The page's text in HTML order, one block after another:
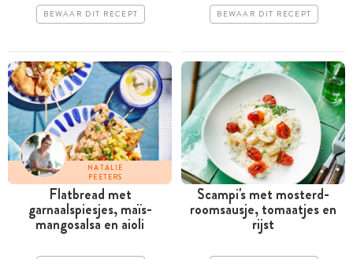
BEWAAR DIT RECEPT BEWAAR DIT RECEPT
NATALIE
PEETERS
Flatbread met
garnaalspiesjes, maïs-
mangosalsa en aioli
Scampi's met mosterd-
roomsausje, tomaatjes en
rijst